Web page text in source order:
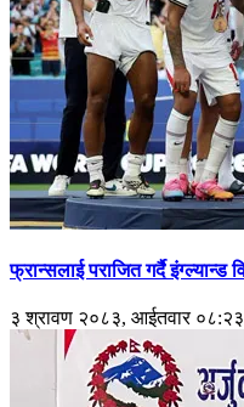
फ्रान्सलाई पराजित गर्दै इंग्ल्यान्ड
३ श्रावण २०८३, आईतवार ०८:२३